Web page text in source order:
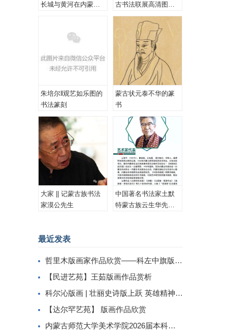
长城与黄河在内蒙古
古书法联展高清图
（一、特邀作品）
朱培尔‖观艺如乐图的
书法篆刻
蒙古状元泰不华的篆
书
大家 || 记蒙古族书法
家漠公先生
中国著名书法家土默
特蒙古族云生华先生
最近发表
哲里木版画家作品欣赏——科左中旗版画家李忠斌作品赏析
【民进艺苑】王茹版画作品赏析
科尔沁版画 | 壮丽史诗版上跃 英雄精神画中传
【达尔罕艺苑】 版画作品欣赏
内蒙古师范大学美术学院2026届本科生毕业作品展美术学专业（版画方向）